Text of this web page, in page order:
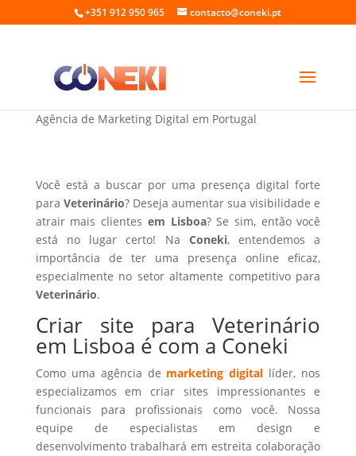
+351 912 950 965 contacto@coneki.pt
Criar site para Veterinário em Lisboa
Agência de Marketing Digital em Portugal
Você está a buscar por uma presença digital forte
para Veterinário? Deseja aumentar sua visibilidade e
atrair mais clientes em Lisboa? Se sim, então você
está no lugar certo! Na Coneki, entendemos a
importância de ter uma presença online eficaz,
especialmente no setor altamente competitivo para
Veterinário.
Criar site para Veterinário
em Lisboa é com a Coneki
Como uma agência de marketing digital líder, nos
especializamos em criar sites impressionantes e
funcionais para profissionais como você. Nossa
equipe de especialistas em design e
desenvolvimento trabalhará em estreita colaboração